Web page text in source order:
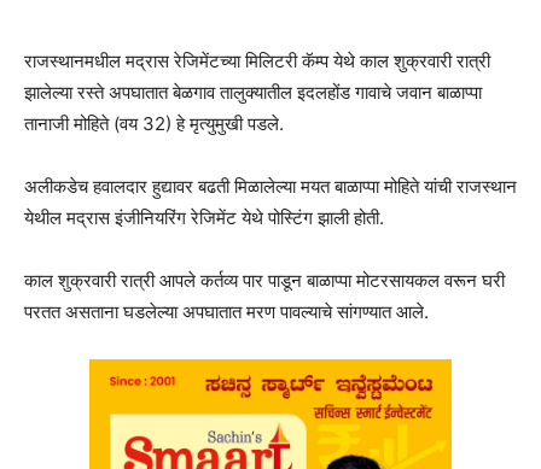
राजस्थानमधील मद्रास रेजिमेंटच्या मिलिटरी कॅम्प येथे काल शुक्रवारी रात्री
झालेल्या रस्ते अपघातात बेळगाव तालुक्यातील इदलहोंड गावाचे जवान बाळाप्पा
तानाजी मोहिते (वय 32) हे मृत्युमुखी पडले.
अलीकडेच हवालदार हुद्यावर बढती मिळालेल्या मयत बाळाप्पा मोहिते यांची राजस्थान
येथील मद्रास इंजीनियरिंग रेजिमेंट येथे पोस्टिंग झाली होती.
काल शुक्रवारी रात्री आपले कर्तव्य पार पाडून बाळाप्पा मोटरसायकल वरून घरी
परतत असताना घडलेल्या अपघातात मरण पावल्याचे सांगण्यात आले.